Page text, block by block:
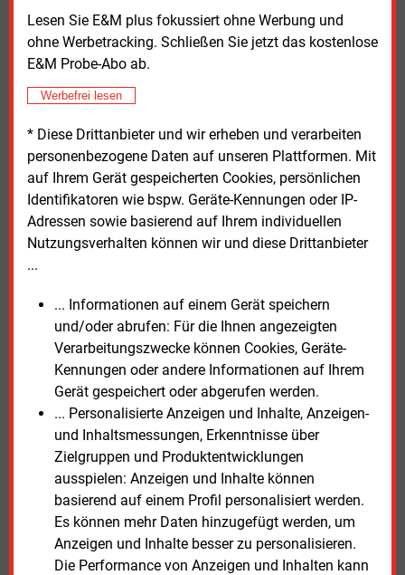
Lesen Sie E&M plus fokussiert ohne Werbung und
ohne Werbetracking. Schließen Sie jetzt das kostenlose
E&M Probe-Abo ab.
Werbefrei lesen
* Diese Drittanbieter und wir erheben und verarbeiten
personenbezogene Daten auf unseren Plattformen. Mit
auf Ihrem Gerät gespeicherten Cookies, persönlichen
Identifikatoren wie bspw. Geräte-Kennungen oder IP-
Adressen sowie basierend auf Ihrem individuellen
Nutzungsverhalten können wir und diese Drittanbieter
...
... Informationen auf einem Gerät speichern
und/oder abrufen: Für die Ihnen angezeigten
Verarbeitungszwecke können Cookies, Geräte-
Kennungen oder andere Informationen auf Ihrem
Gerät gespeichert oder abgerufen werden.
... Personalisierte Anzeigen und Inhalte, Anzeigen-
und Inhaltsmessungen, Erkenntnisse über
Zielgruppen und Produktentwicklungen
ausspielen: Anzeigen und Inhalte können
basierend auf einem Profil personalisiert werden.
Es können mehr Daten hinzugefügt werden, um
Anzeigen und Inhalte besser zu personalisieren.
Die Performance von Anzeigen und Inhalten kann
eigenen Angaben bereits Einnahmen aus Projekten
mit erneuerbaren Energien, etwa über
Gewerbesteuern, Pachtzahlungen oder Beteiligungen
nennen die Bürgermeister vor allem direkte Vorteile
Energiepreise oder eine finanzielle Beteiligung der
Einwohner sein.
Kritisch fällt zudem das Urteil über die politische
Kommunikation aus. Zwei Drittel der Bürgermeister
sind der Meinung, dass die Kommunikation der
Bundesregierung zur Energiewende negative
Auswirkungen auf die Akzeptanz vor Ort habe.
Anita Maaß (FDP), Bürgermeisterin der sächsischen
Stadt Lommatzsch im Landkreis Meißen, sagt
verlässliche und ermutigende Signale aus Berlin und
den Landeshauptstädten würden helfen, die
Menschen vor Ort mitzunehmen. „Wenn sich
politische Vorgaben regelmäßig änderten, erschwert
dies langfristige Planungen“, kritisierte sie.
Eingeladen zur Befragung waren alle deutschen
Bürgermeister. Die 609 teilnehmenden Kommunen
stehen für rund 10 Prozent der deutschen Haushalte.